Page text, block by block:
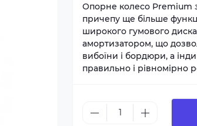
Опорне колесо Premium
причепу ще більше
широкого гумового
амортизатором, що
вибоїни і бордюри, а
правильно і рівномірно